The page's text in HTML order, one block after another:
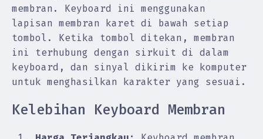
membran. Keyboard ini menggunakan
lapisan membran karet di bawah setiap
tombol. Ketika tombol ditekan, membran
ini terhubung dengan sirkuit di dalam
keyboard, dan sinyal dikirim ke komputer
untuk menghasilkan karakter yang sesuai.
Kelebihan Keyboard Membran